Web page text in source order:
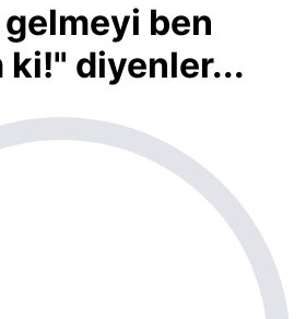
ben
ki!" diyenler...